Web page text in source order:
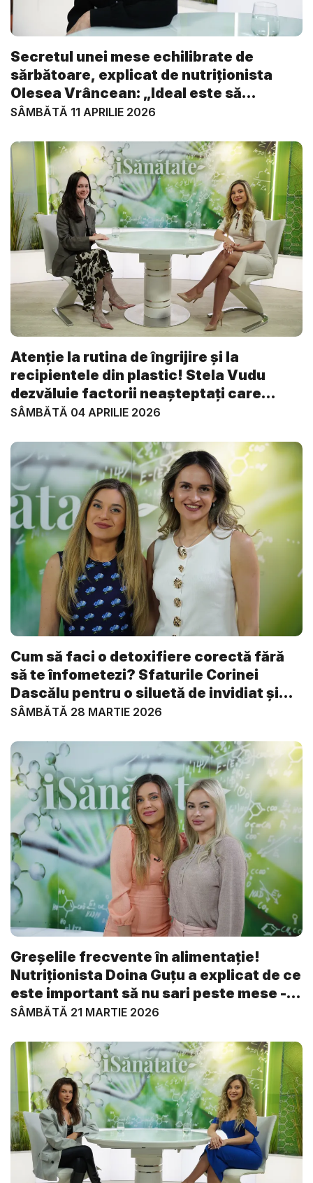
Secretul unei mese echilibrate de
sărbătoare, explicat de nutriționista
Olesea Vrâncean: „Ideal este să
începe...
SÂMBĂTĂ 11 APRILIE 2026
Atenție la rutina de îngrijire și la
recipientele din plastic! Stela Vudu
dezvăluie factorii neașteptați care
grăb...
SÂMBĂTĂ 04 APRILIE 2026
Cum să faci o detoxifiere corectă fără
să te înfometezi? Sfaturile Corinei
Dascălu pentru o siluetă de invidiat și
e...
SÂMBĂTĂ 28 MARTIE 2026
Greșelile frecvente în alimentație!
Nutriționista Doina Guțu a explicat de ce
este important să nu sari peste mese -
V...
SÂMBĂTĂ 21 MARTIE 2026